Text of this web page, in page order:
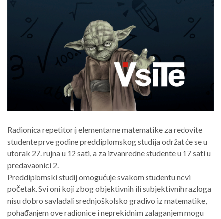
Radionica repetitorij elementarne matematike za redovite
studente prve godine preddiplomskog studija održat će se u
utorak 27. rujna u 12 sati, a za izvanredne studente u 17 sati u
predavaonici 2.
Preddiplomski studij omogućuje svakom studentu novi
početak. Svi oni koji zbog objektivnih ili subjektivnih razloga
nisu dobro savladali srednjoškolsko gradivo iz matematike,
pohađanjem ove radionice i neprekidnim zalaganjem mogu